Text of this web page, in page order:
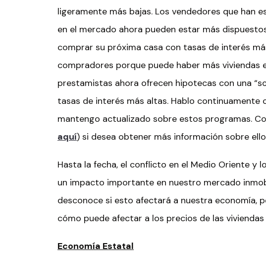
ligeramente más bajas. Los vendedores que han
en el mercado ahora pueden estar más
comprar su próxima casa con tasas de interés
compradores porque puede haber más viviendas
prestamistas ahora ofrecen hipotecas con una
tasas de interés más altas. Hablo
mantengo actualizado sobre estos programas.
aquí) si desea obtener más información sobre
Hasta la fecha, el conflicto en el Medio Oriente y
un impacto importante en nuestro mercado
desconoce si esto afectará a nuestra economía,
cómo puede afectar a los precios de las
Economía Estatal